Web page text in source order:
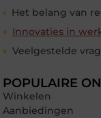
Innovaties in
Veelgestelde
POPULAIRE
Winkelen
Aanbiedingen